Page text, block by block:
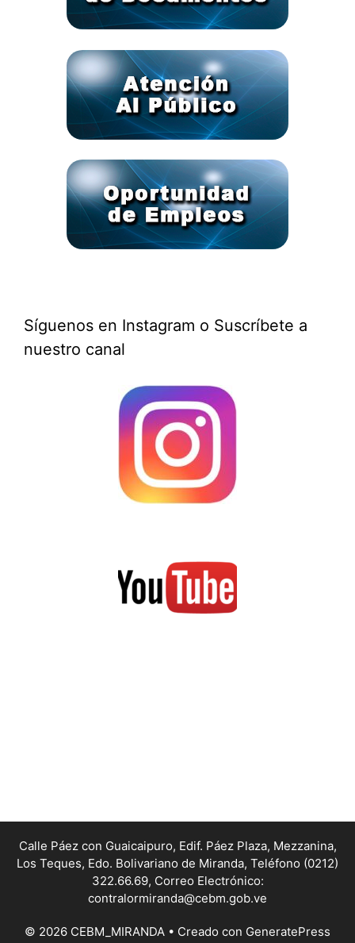
Síguenos en Instagram o Suscríbete a
nuestro canal
Calle Páez con Guaicaipuro, Edif. Páez Plaza, Mezzanina,
Los Teques, Edo. Bolivariano de Miranda, Teléfono (0212)
322.66.69, Correo Electrónico:
contralormiranda@cebm.gob.ve
© 2026 CEBM_MIRANDA • Creado con GeneratePress